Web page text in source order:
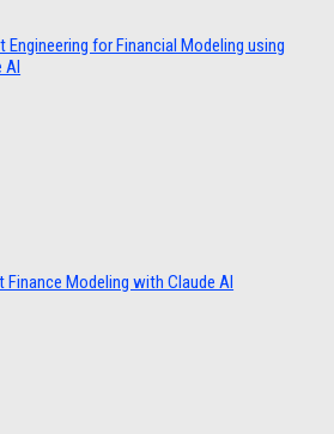
Engineering for Financial Modeling using
AI
Finance Modeling with Claude AI